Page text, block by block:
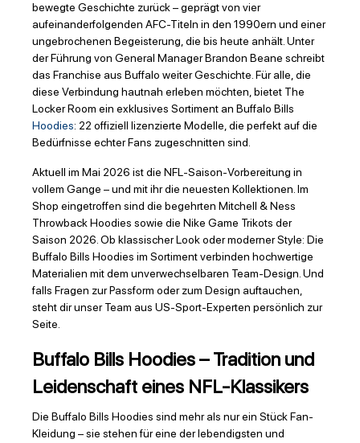
bewegte Geschichte zurück – geprägt von vier
aufeinanderfolgenden AFC-Titeln in den 1990ern und einer
ungebrochenen Begeisterung, die bis heute anhält. Unter
der Führung von General Manager Brandon Beane schreibt
das Franchise aus Buffalo weiter Geschichte. Für alle, die
diese Verbindung hautnah erleben möchten, bietet The
Locker Room ein exklusives Sortiment an Buffalo Bills
Hoodies: 22 offiziell lizenzierte Modelle, die perfekt auf die
Bedürfnisse echter Fans zugeschnitten sind.
Aktuell im Mai 2026 ist die NFL-Saison-Vorbereitung in
vollem Gange – und mit ihr die neuesten Kollektionen. Im
Shop eingetroffen sind die begehrten Mitchell & Ness
Throwback Hoodies sowie die Nike Game Trikots der
Saison 2026. Ob klassischer Look oder moderner Style: Die
Buffalo Bills Hoodies im Sortiment verbinden hochwertige
Materialien mit dem unverwechselbaren Team-Design. Und
falls Fragen zur Passform oder zum Design auftauchen,
steht dir unser Team aus US-Sport-Experten persönlich zur
Seite.
Buffalo Bills Hoodies – Tradition und
Leidenschaft eines NFL-Klassikers
Die Buffalo Bills Hoodies sind mehr als nur ein Stück Fan-
Kleidung – sie stehen für eine der lebendigsten und